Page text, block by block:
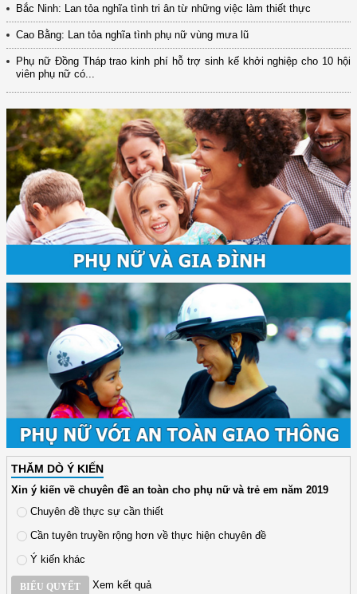
Bắc Ninh: Lan tỏa nghĩa tình tri ân từ những việc làm thiết thực
Cao Bằng: Lan tỏa nghĩa tình phụ nữ vùng mưa lũ
Phụ nữ Đồng Tháp trao kinh phí hỗ trợ sinh kế khởi nghiệp cho 10 hội
viên phụ nữ có...
THĂM DÒ Ý KIẾN
Xin ý kiến về chuyên đề an toàn cho phụ nữ và trẻ em năm 2019
Chuyên đề thực sự cần thiết
Cần tuyên truyền rộng hơn về thực hiện chuyên đề
Ý kiến khác
BIỂU QUYẾT Xem kết quả